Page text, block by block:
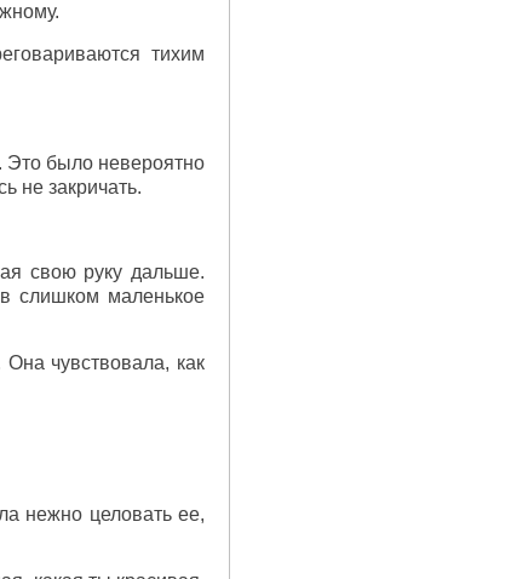
тихим
Это было невероятно
не закричать.
свою руку дальше.
слишком маленькое
чувствовала, как
нежно целовать ее,